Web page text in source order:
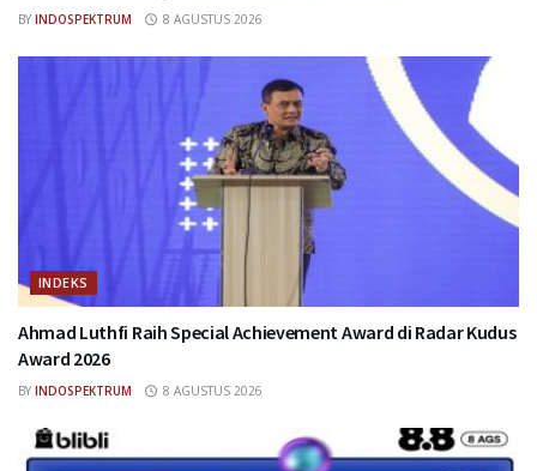
BY INDOSPEKTRUM 8 AGUSTUS 2026
INDEKS
Ahmad Luthfi Raih Special Achievement Award di Radar Kudus
Award 2026
BY INDOSPEKTRUM 8 AGUSTUS 2026